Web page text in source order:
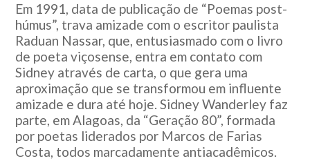
Em 1991, data de publicação de “Poemas post-
húmus”, trava amizade com o escritor paulista
Raduan Nassar, que, entusiasmado com o livro
de poeta viçosense, entra em contato com
Sidney através de carta, o que gera uma
aproximação que se transformou em influente
amizade e dura até hoje. Sidney Wanderley faz
parte, em Alagoas, da “Geração 80”, formada
por poetas liderados por Marcos de Farias
Costa, todos marcadamente antiacadêmicos.